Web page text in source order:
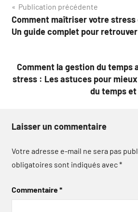
Navigation
de
Publication précédente
Comment maîtriser votre
Un guide complet pour
Comment la gestion du temps
stress : Les astuces pour
du temps
Laisser un commentaire
Votre adresse e-mail ne sera pas
obligatoires sont indiqués avec*
Commentaire*